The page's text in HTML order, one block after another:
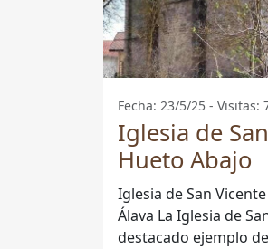
Fecha: 23/5/25 - Visitas:
Iglesia de
Hueto Abajo
Iglesia de San
Álava La Iglesia de San Vicente es un
destacado ejemplo